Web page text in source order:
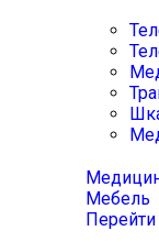
Мебель
Перейти